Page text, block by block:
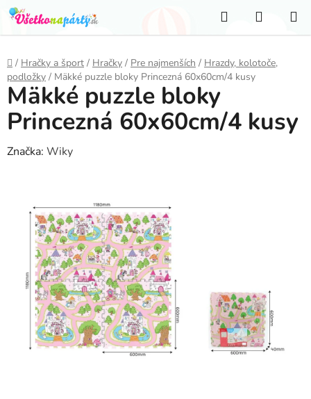
Prejsť
na
obsah
Hľadať
KOŠÍK
Domov
/ Hračky a šport / Hračky / Pre najmenších / Hrazdy, kolotoče,
podložky / Mäkké puzzle bloky Princezná 60x60cm/4 kusy
Mäkké puzzle bloky
Princezná 60x60cm/4 kusy
Značka: Wiky